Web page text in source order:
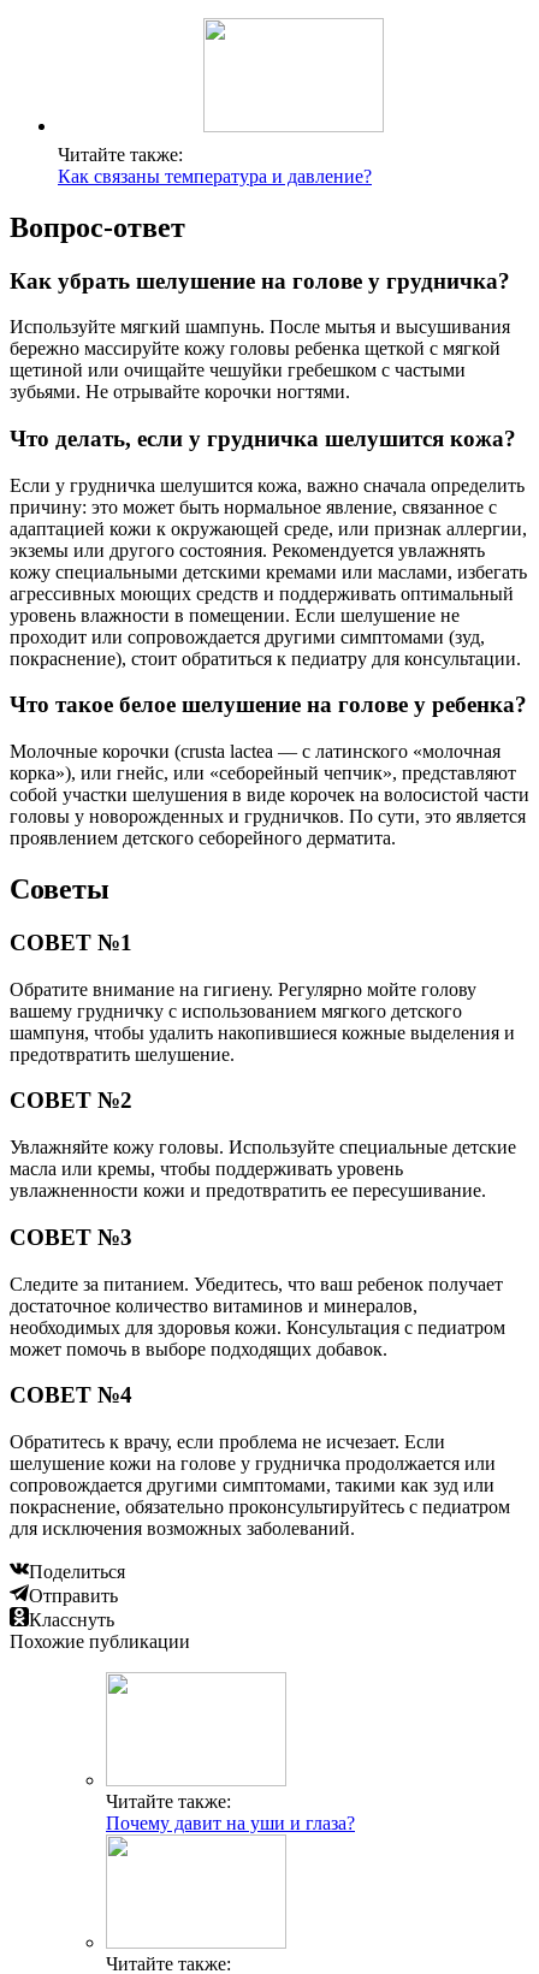
Читайте также:
Как связаны температура и давление?
Вопрос-ответ
Как убрать шелушение на голове у грудничка?
Используйте мягкий шампунь. После мытья и высушивания
бережно массируйте кожу головы ребенка щеткой с мягкой
щетиной или очищайте чешуйки гребешком с частыми
зубьями. Не отрывайте корочки ногтями.
Что делать, если у грудничка шелушится кожа?
Если у грудничка шелушится кожа, важно сначала определить
причину: это может быть нормальное явление, связанное с
адаптацией кожи к окружающей среде, или признак аллергии,
экземы или другого состояния. Рекомендуется увлажнять
кожу специальными детскими кремами или маслами, избегать
агрессивных моющих средств и поддерживать оптимальный
уровень влажности в помещении. Если шелушение не
проходит или сопровождается другими симптомами (зуд,
покраснение), стоит обратиться к педиатру для консультации.
Что такое белое шелушение на голове у ребенка?
Молочные корочки (crusta lactea — с латинского «молочная
корка»), или гнейс, или «себорейный чепчик», представляют
собой участки шелушения в виде корочек на волосистой части
головы у новорожденных и грудничков. По сути, это является
проявлением детского себорейного дерматита.
Советы
СОВЕТ №1
Обратите внимание на гигиену. Регулярно мойте голову
вашему грудничку с использованием мягкого детского
шампуня, чтобы удалить накопившиеся кожные выделения и
предотвратить шелушение.
СОВЕТ №2
Увлажняйте кожу головы. Используйте специальные детские
масла или кремы, чтобы поддерживать уровень
увлажненности кожи и предотвратить ее пересушивание.
СОВЕТ №3
Следите за питанием. Убедитесь, что ваш ребенок получает
достаточное количество витаминов и минералов,
необходимых для здоровья кожи. Консультация с педиатром
может помочь в выборе подходящих добавок.
СОВЕТ №4
Обратитесь к врачу, если проблема не исчезает. Если
шелушение кожи на голове у грудничка продолжается или
сопровождается другими симптомами, такими как зуд или
покраснение, обязательно проконсультируйтесь с педиатром
для исключения возможных заболеваний.
Поделиться
Отправить
Класснуть
Похожие публикации
Читайте также:
Почему давит на уши и глаза?
Читайте также: